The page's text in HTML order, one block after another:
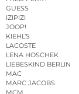
GUESS
IZIPIZI
JOOP!
KIEHL’S
LACOSTE
LENA HOSCHEK
LIEBESKIND BERLIN
MAC
MARC JACOBS
MCM